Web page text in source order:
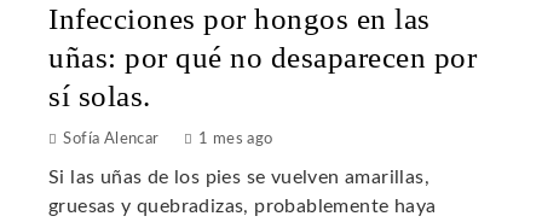
Infecciones por hongos en las
uñas: por qué no desaparecen por
sí solas.
Sofía Alencar 1 mes ago
Si las uñas de los pies se vuelven amarillas,
gruesas y quebradizas, probablemente haya